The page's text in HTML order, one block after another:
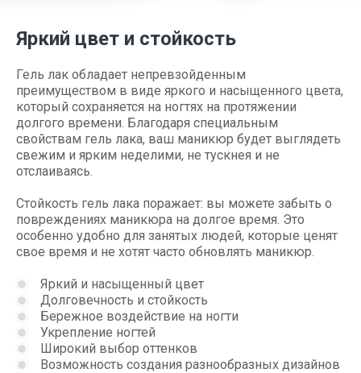
Яркий цвет и стойкость
Гель лак обладает непревзойденным
преимуществом в виде яркого и насыщенного цвета,
который сохраняется на ногтях на протяжении
долгого времени. Благодаря специальным
свойствам гель лака, ваш маникюр будет выглядеть
свежим и ярким неделими, не тускнея и не
отслаиваясь.
Стойкость гель лака поражает: вы можете забыть о
повреждениях маникюра на долгое время. Это
особенно удобно для занятых людей, которые ценят
свое время и не хотят часто обновлять маникюр.
Яркий и насыщенный цвет
Долговечность и стойкость
Бережное воздействие на ногти
Укрепление ногтей
Широкий выбор оттенков
Возможность создания разнообразных дизайнов